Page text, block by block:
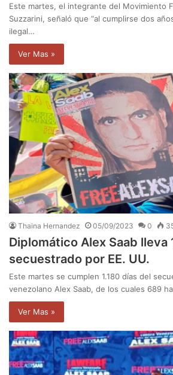
Este martes, el integrante del Movimiento
Suzzarini, señaló que “al cumplirse dos
ilegal…
Ver Mas »
Thaina Hernandez 05/09/2023 0
Diplomático Alex Saab lleva
secuestrado por EE. UU.
Este martes se cumplen 1.180 días del
venezolano Alex Saab, de los cuales 689
Ver Mas »